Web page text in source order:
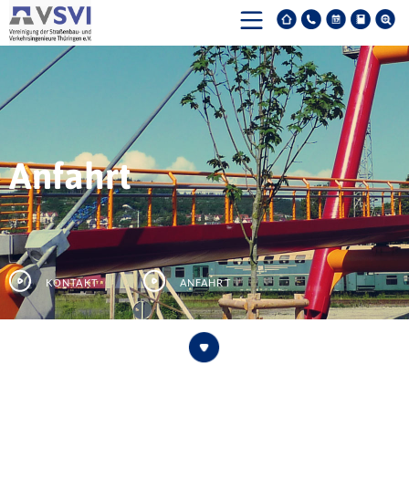
Anfahrt
Kontakt Anfahrt